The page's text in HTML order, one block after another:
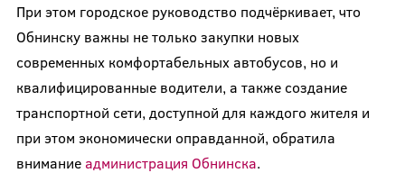
При этом городское руководство подчёркивает, что
Обнинску важны не только закупки новых
современных комфортабельных автобусов, но и
квалифицированные водители, а также создание
транспортной сети, доступной для каждого жителя и
при этом экономически оправданной, обратила
вниманиеадминистрация Обнинска.